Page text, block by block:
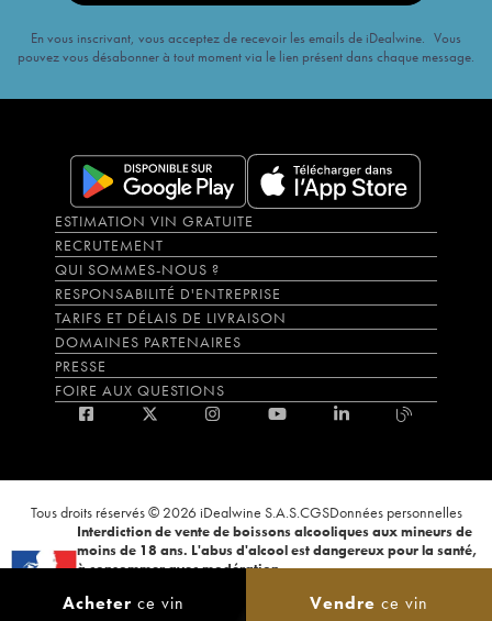
Acheter ce vin Vendre ce vin
En vous inscrivant, vous acceptez de recevoir les emails de iDealwine. Vous
pouvez vous désabonner à tout moment via le lien présent dans chaque message.
ESTIMATION VIN GRATUITE
RECRUTEMENT
QUI SOMMES-NOUS ?
RESPONSABILITÉ D'ENTREPRISE
TARIFS ET DÉLAIS DE LIVRAISON
DOMAINES PARTENAIRES
PRESSE
FOIRE AUX QUESTIONS
Tous droits réservés © 2026 iDealwine S.A.S.CGSDonnées personnelles
Interdiction de vente de boissons alcooliques aux mineurs de
moins de 18 ans. L'abus d'alcool est dangereux pour la santé,
à consommer avec modération.
ligne. CODE DE LA SANTÉ PUBLIQUE, ART.L.3342-1 et L.3353-3